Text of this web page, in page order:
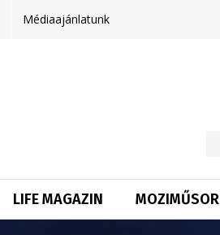
Médiaajánlatunk
LIFE MAGAZIN MOZIMŰSOR